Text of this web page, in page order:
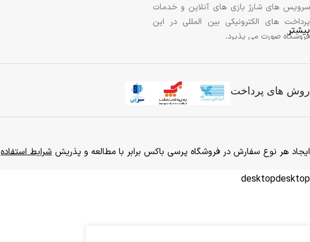
سرویس های شارژ بازی های آنلاین و خدمات
پرداخت های الکترونیکی بین المللی در این
فروشگاه صورت می پذیرد.
امید است که از خدمات ارائه شده توسط ما
پیشنهادات و انتقادات خود را با ما در میان
گذاشته و در راه برد هر چه بیشتر و بهتر این
خدمت ما را یاری کنید.
بیشتر
روش های پرداخت
ایجاد هر نوع سفارش در فروشگاه پرسی باکس برابر با مطالعه و پذریش شرایط استفاده